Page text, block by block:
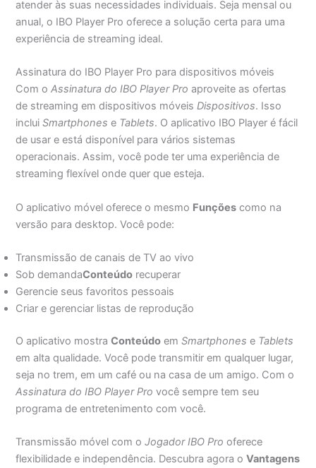
atender às suas necessidades individuais. Seja mensal ou
anual, o IBO Player Pro oferece a solução certa para uma
experiência de streaming ideal.
Assinatura do IBO Player Pro para dispositivos móveis
Com oAssinatura do IBO Player Pro aproveite as ofertas
de streaming em dispositivos móveisDispositivos. Isso
incluiSmartphones e Tablets. O aplicativo IBO Player é fácil
de usar e está disponível para vários sistemas
operacionais. Assim, você pode ter uma experiência de
streaming flexível onde quer que esteja.
O aplicativo móvel oferece o mesmo Funções como na
versão para desktop. Você pode:
Transmissão de canais de TV ao vivo
Sob demandaConteúdo recuperar
Gerencie seus favoritos pessoais
Criar e gerenciar listas de reprodução
O aplicativo mostraConteúdo emSmartphones e Tablets
em alta qualidade. Você pode transmitir em qualquer lugar,
seja no trem, em um café ou na casa de um amigo. Com o
Assinatura do IBO Player Pro você sempre tem seu
programa de entretenimento com você.
Transmissão móvel com oJogador IBO Pro oferece
flexibilidade e independência. Descubra agora oVantagens